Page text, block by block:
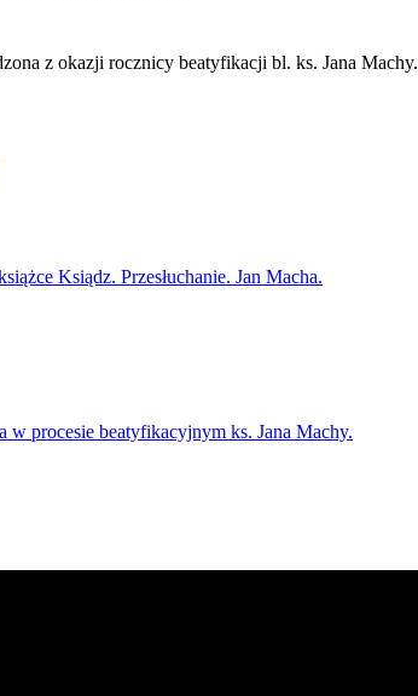
z okazji rocznicy beatyfikacji bl. ks. Jana Machy.
Ksiądz. Przesłuchanie. Jan Macha.
procesie beatyfikacyjnym ks. Jana Machy.